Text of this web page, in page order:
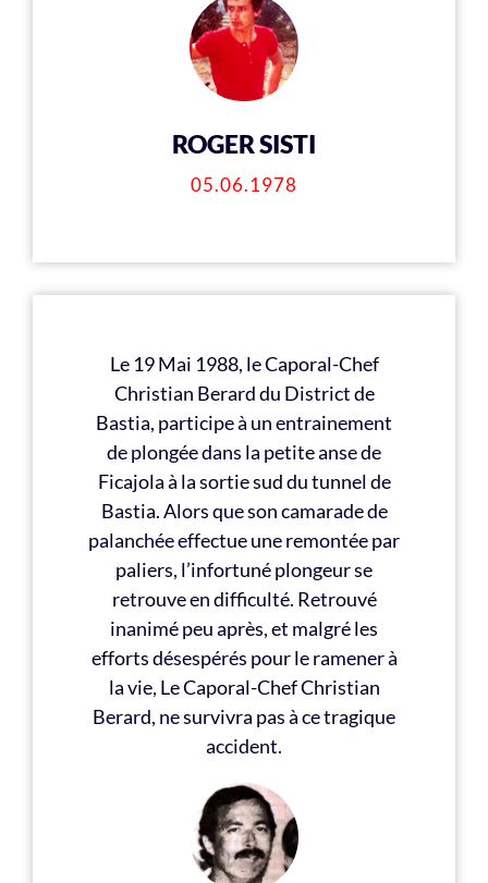
ROGER SISTI
05.06.1978
Le 19 Mai 1988, le Caporal-Chef
Christian Berard du District de
Bastia, participe à un entrainement
de plongée dans la petite anse de
Ficajola à la sortie sud du tunnel de
Bastia. Alors que son camarade de
palanchée effectue une remontée par
paliers, l’infortuné plongeur se
retrouve en difficulté. Retrouvé
inanimé peu après, et malgré les
efforts désespérés pour le ramener à
la vie, Le Caporal-Chef Christian
Berard, ne survivra pas à ce tragique
accident.